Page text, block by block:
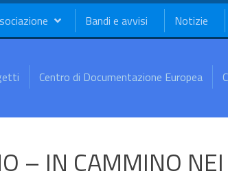
Bandi e avvisi Notizie
Centro di Documentazione Europea
– IN CAMMINO NEI